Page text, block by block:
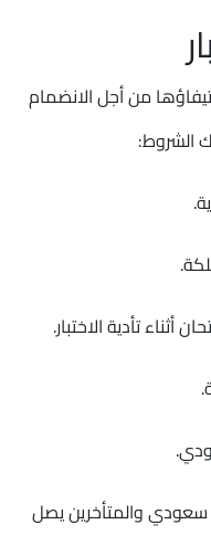
من أجل الانضمام
الشروط:
أثناء تأدية الاختبار.
ذلك الاختبار حوالي 200 ريال سعودي والمتأخرين يصل